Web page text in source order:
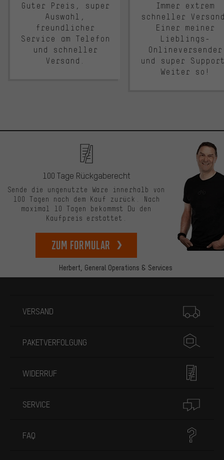
Guter Preis, super
Auswahl,
freundlicher
Service am Telefon
und schneller
Versand.
Immer extrem
schneller
Einer meiner
Lieblings-
Onlineversender
und super
Weiter so!
Herbert, General Operations & Services
100 Tage Rückgaberecht
Sende die ungenutzte Ware innerhalb von
100 Tagen nach dem Kauf zurück. Nach
maximal 10 Tagen bekommst Du den
Kaufpreis erstattet.
zum Formular
VERSAND
PAKETVERFOLGUNG
WIDERRUF
SERVICE
FAQ